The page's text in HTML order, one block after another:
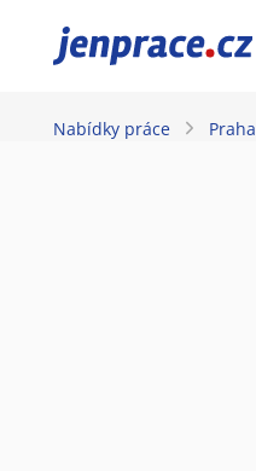
JenPráce.cz
Nabídky práce Praha